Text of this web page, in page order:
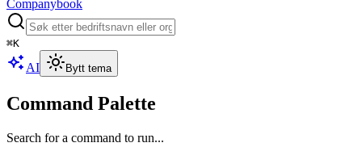
Companybook
⌘K
AI Bytt tema
Command Palette
Search for a command to run...